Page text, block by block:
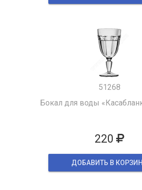
51268
Бокал для воды
220
ДОБАВИТЬ В